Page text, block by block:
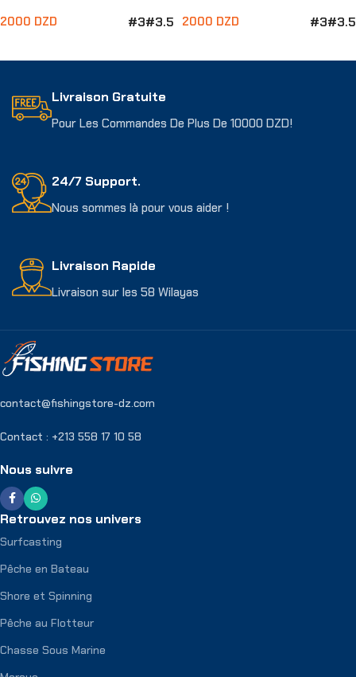
2000 DZD #3#3.5 2000 DZD #3#3.5
Livraison Gratuite
Pour Les Commandes De Plus De 10000 DZD!
24/7 Support.
Nous sommes là pour vous aider !
Livraison Rapide
Livraison sur les 58 Wilayas
contact@fishingstore-dz.com
Contact : +213 558 17 10 58
Nous suivre
Retrouvez nos univers
Surfcasting
Pêche en Bateau
Shore et Spinning
Pêche au Flotteur
Chasse Sous Marine